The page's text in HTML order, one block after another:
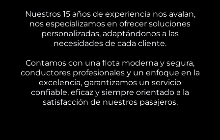
Nuestros 15 años de experiencia nos avalan,
nos especializamos en ofrecer soluciones
personalizadas, adaptándonos a las
necesidades de cada cliente.
Contamos con una flota moderna y segura,
conductores profesionales y un enfoque en la
excelencia, garantizamos un servicio
confiable, eficaz y siempre orientado a la
satisfacción de nuestros pasajeros.